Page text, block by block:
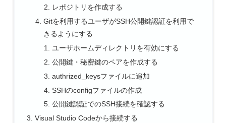
レポジトリを作成する
Gitを利用するユーザがSSH公開鍵認証を利用で
きるようにする
ユーザホームディレクトリを有効にする
公開鍵・秘密鍵のペアを作成する
authrized_keysファイルに追加
SSHのconfigファイルの作成
公開鍵認証でのSSH接続を確認する
Visual Studio Codeから接続する